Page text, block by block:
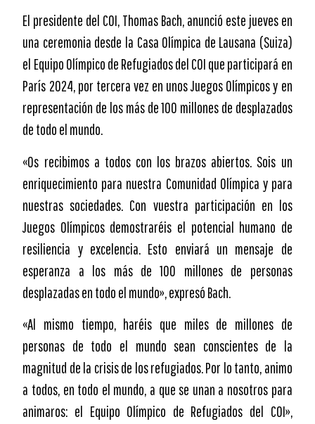
El presidente del COI, Thomas Bach, anunció este jueves en
una ceremonia desde la Casa Olímpica de Lausana (Suiza)
el Equipo Olímpico de Refugiados del COI que participará en
París 2024, por tercera vez en unos Juegos Olímpicos y en
representación de los más de 100 millones de desplazados
de todo el mundo.
«Os recibimos a todos con los brazos abiertos. Sois un
enriquecimiento para nuestra Comunidad Olímpica y para
nuestras sociedades. Con vuestra participación en los
Juegos Olímpicos demostraréis el potencial humano de
resiliencia y excelencia. Esto enviará un mensaje de
esperanza a los más de 100 millones de personas
desplazadas en todo el mundo», expresó Bach.
«Al mismo tiempo, haréis que miles de millones de
personas de todo el mundo sean conscientes de la
magnitud de la crisis de los refugiados. Por lo tanto, animo
a todos, en todo el mundo, a que se unan a nosotros para
animaros: el Equipo Olímpico de Refugiados del COI»,